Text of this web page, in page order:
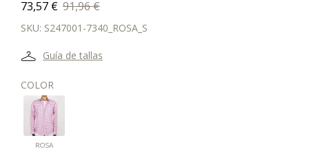
73,57 € 91,96 €
SKU: S247001-7340_ROSA_S
Guía de tallas
COLOR
ROSA